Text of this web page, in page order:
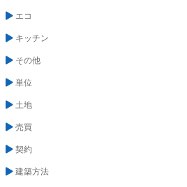
エコ
キッチン
その他
単位
土地
売買
契約
建築方法